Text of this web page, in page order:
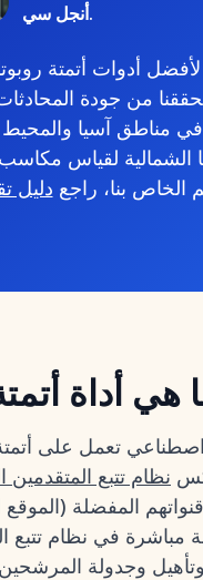
أنجل سي.
هذا هو دليلنا النهائي لعام 2026
من جودة
الشمالية لقياس
الخاص بنا، راجع دليل
هي أداة
تعمل على
نظام تتبع
المفضلة
في نظام تتبع
وجدولة